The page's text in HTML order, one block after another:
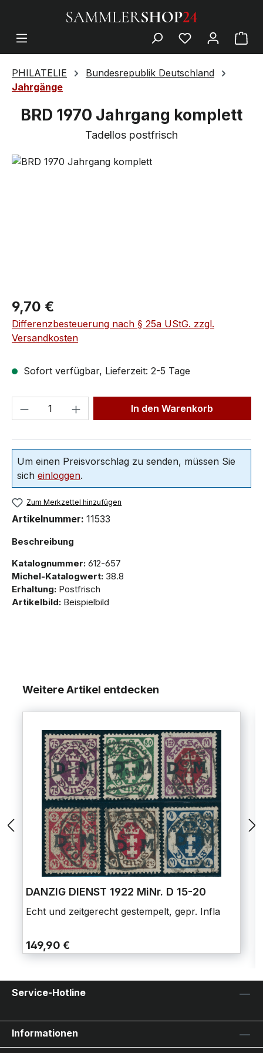
PHILATELIE
Bundesrepublik Deutschland
Jahrgänge
BRD 1970 Jahrgang komplett
Tadellos postfrisch
9,70 €
Differenzbesteuerung nach § 25a UStG. zzgl.
Versandkosten
Sofort verfügbar, Lieferzeit: 2-5 Tage
In den Warenkorb
Um einen Preisvorschlag zu senden, müssen Sie
sich einloggen.
Zum Merkzettel hinzufügen
Artikelnummer: 11533
Beschreibung
Katalognummer: 612-657
Michel-Katalogwert: 38.8
Erhaltung: Postfrisch
Artikelbild: Beispielbild
Weitere Artikel entdecken
DANZIG DIENST 1922 MiNr. D 15-20
Echt und zeitgerecht gestempelt, gepr. Infla
149,90 €
Service-Hotline
Informationen